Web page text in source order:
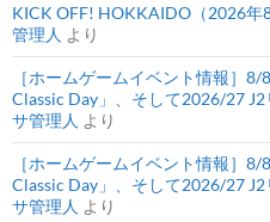
KICK OFF! HOKKAIDO（2026年8
管理人 より
［ホームゲームイベント情報］
Classic Day」、そして2026/27
サ管理人 より
［ホームゲームイベント情報］
Classic Day」、そして2026/27
サ管理人 より